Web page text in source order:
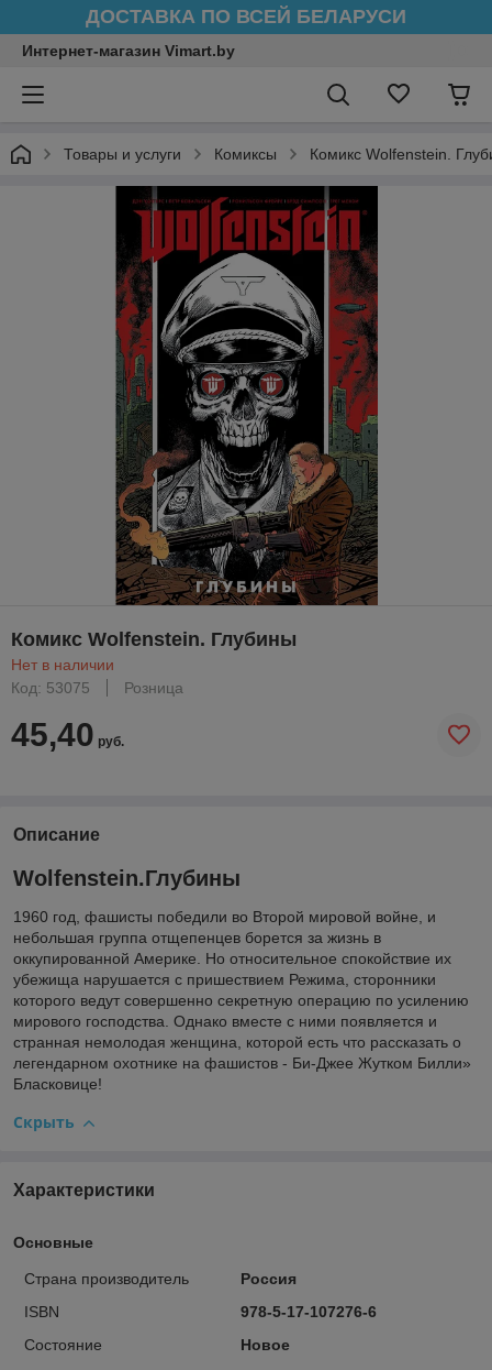
ДОСТАВКА ПО ВСЕЙ БЕЛАРУСИ
Интернет-магазин Vimart.by
Товары и услуги Комиксы Комикс Wolfenstein.
Комикс Wolfenstein. Глубины
Нет в наличии
Код: 53075
Розница
45,40 руб.
Описание
Wolfenstein.Глубины
1960 год, фашисты победили во Второй мировой войне, и
небольшая группа отщепенцев борется за жизнь в
оккупированной Америке. Но относительное спокойствие их
убежища нарушается с пришествием Режима, сторонники
которого ведут совершенно секретную операцию по усилению
мирового господства. Однако вместе с ними появляется и
странная немолодая женщина, которой есть что рассказать о
легендарном охотнике на фашистов - Би-Джее Жутком Билли»
Бласковице!
Скрыть
Характеристики
Основные
Страна производитель
Россия
ISBN
978-5-17-107276-6
Состояние
Новое